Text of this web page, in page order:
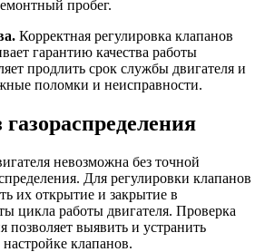
пробег.
Корректная регулировка клапанов
гарантию качества работы
продлить срок службы двигателя и
поломки и неисправности.
невозможна без точной
Для регулировки клапанов
их открытие и закрытие в
цикла работы двигателя. Проверка
позволяет выявить и устранить
клапанов.